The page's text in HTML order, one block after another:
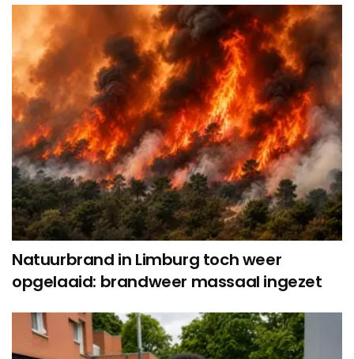
Natuurbrand in Limburg toch weer
opgelaaid: brandweer massaal ingezet